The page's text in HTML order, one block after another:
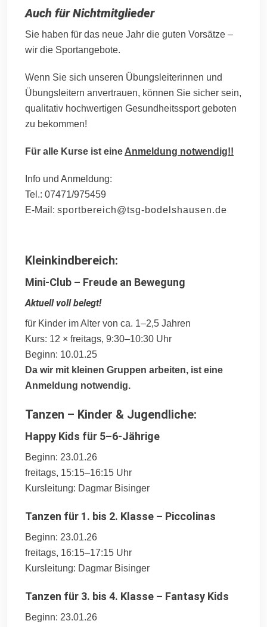
Auch für Nichtmitglieder
Sie haben für das neue Jahr die guten Vorsätze –
wir die Sportangebote.
Wenn Sie sich unseren Übungsleiterinnen und
Übungsleitern anvertrauen, können Sie sicher sein,
qualitativ hochwertigen Gesundheitssport geboten
zu bekommen!
Für alle Kurse ist eine Anmeldung notwendig!!
Info und Anmeldung:
Tel.: 07471/975459
E-Mail: sportbereich@tsg-bodelshausen.de
Kleinkindbereich:
Mini-Club – Freude an Bewegung
Aktuell vollbelegt!
für Kinder im Alter von ca. 1–2,5 Jahren
Kurs: 12 × freitags, 9:30–10:30 Uhr
Beginn: 10.01.25
Da wir mit kleinen Gruppen arbeiten, ist eine
Anmeldung notwendig.
Tanzen – Kinder & Jugendliche:
Happy Kids für 5–6-Jährige
Beginn: 23.01.26
freitags, 15:15–16:15 Uhr
Kursleitung: Dagmar Bisinger
Tanzen für 1. bis 2. Klasse – Piccolinas
Beginn: 23.01.26
freitags, 16:15–17:15 Uhr
Kursleitung: Dagmar Bisinger
Tanzen für 3. bis 4. Klasse – Fantasy Kids
Beginn: 23.01.26